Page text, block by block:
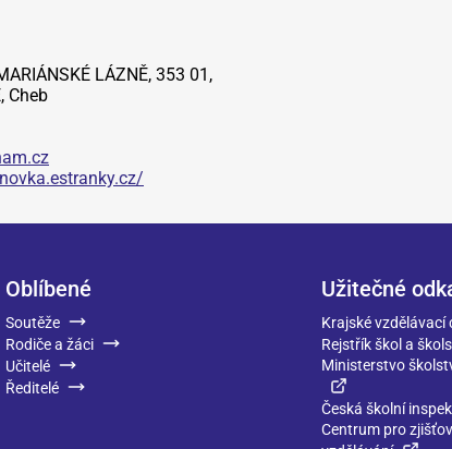
LÁZNĚ, 353 01,
Cheb
Oblíbené
Soutěže
Rodiče a žáci
Učitelé
Ředitelé
Užitečné
Krajské vzdělávací
Rejstřík škol a
Ministerstvo
Česká školní
Centrum pro